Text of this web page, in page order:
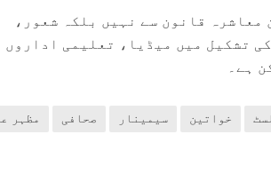
معاشرہ قانون سے نہیں بلکہ شعور،
تشکیل میں میڈیا، تعلیمی اداروں
ہے۔
خواتین سیمینار صحافی مظہر